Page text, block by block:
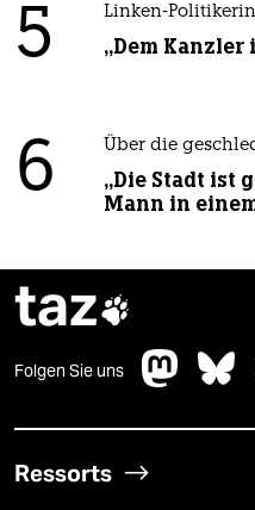
5 Linken-
„Dem Kanzler
6 Über die
„Die Stadt ist
Mann in
taz
Folgen Sie uns
Ressorts